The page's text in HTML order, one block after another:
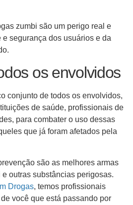
zumbi são um perigo real e
segurança dos usuários e da
os envolvidos
conjunto de todos os envolvidos,
de saúde, profissionais de
para combater o uso dessas
que já foram afetados pela
são as melhores armas
outras substâncias perigosas.
Drogas, temos profissionais
você que está passando por